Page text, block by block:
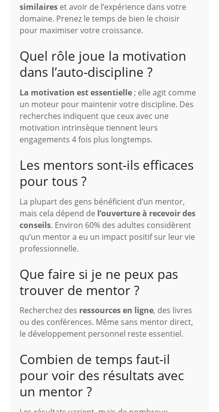
similaires et avoir de l’expérience dans votre
domaine. Prenez le temps de bien le choisir
pour maximiser votre croissance.
Quel rôle joue la motivation
dans l’auto-discipline ?
La motivation est essentielle ; elle agit comme
un moteur pour maintenir votre discipline. Des
recherches indiquent que ceux avec une
motivation intrinsèque tiennent leurs
engagements 4 fois plus longtemps.
Les mentors sont-ils efficaces
pour tous ?
La plupart des gens bénéficient d’un mentor,
mais cela dépend de l’ouverture à recevoir des
conseils. Environ 60% des adultes considèrent
qu’un mentor a eu un impact positif sur leur vie
professionnelle.
Que faire si je ne peux pas
trouver de mentor ?
Recherchez des ressources en ligne, des livres
ou des conférences. Même sans mentor direct,
le développement personnel reste essentiel.
Combien de temps faut-il
pour voir des résultats avec
un mentor ?